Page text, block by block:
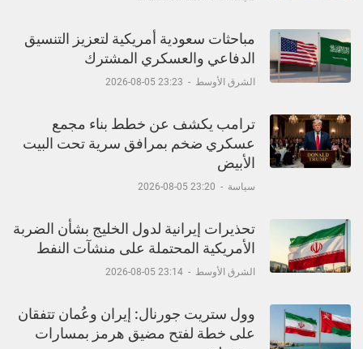
مباحثات سعودية أمريكية لتعزيز التنسيق
الدفاعي والعسكري المشترك
الشرق الأوسط -
23:23 05-08-2026
ترامب يكشف عن خطط بناء مجمع
عسكري ضخم بمرافق سرية تحت البيت
الأبيض
سياسة -
23:20 05-08-2026
تحذيرات إيرانية لدول الخليج بشأن الضربة
الأمريكية المحتملة على منشآت النفط
الشرق الأوسط -
23:14 05-08-2026
وول ستريت جورنال: إيران وعُمان تتفقان
على خطة لفتح مضيق هرمز بمسارات